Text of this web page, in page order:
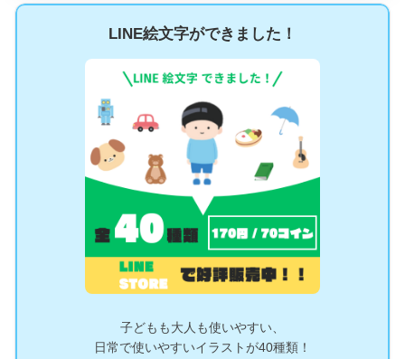
LINE絵文字ができました！
子どもも大人も使いやすい、
日常で使いやすいイラストが40種類！